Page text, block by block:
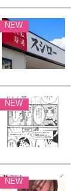
NEW
NEW
NEW